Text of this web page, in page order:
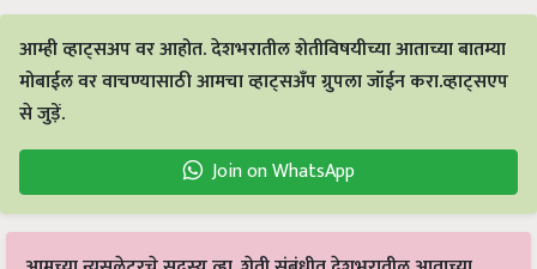
आम्ही व्हाट्सअप वर आहोत. देशभरातील शेतीविषयीच्या आताच्या बातम्या
मोबाईल वर वाचण्यासाठी आमचा व्हाट्सअँप ग्रुपला जॉईन करा.व्हाट्सएप
से जुड़ें.
Join on WhatsApp